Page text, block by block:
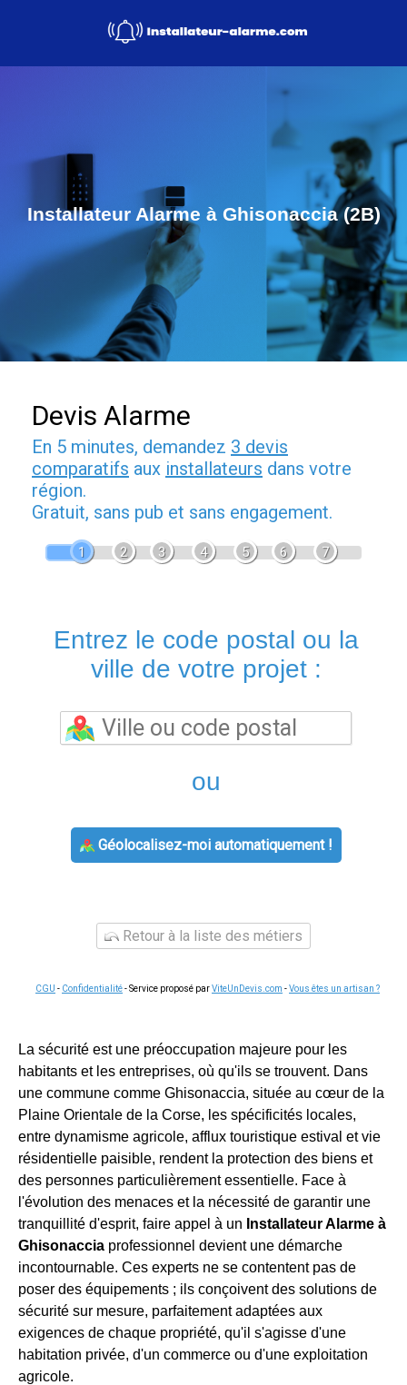
Installateur Alarme à Ghisonaccia (2B)
Devis Alarme
En 5 minutes, demandez 3 devis
comparatifs aux installateurs dans votre
région.
Gratuit, sans pub et sans engagement.
1 2 3 4 5 6 7
Entrez le code postal ou la
ville de votre projet :
ou
Géolocalisez-moi automatiquement !
Retour à la liste des métiers
CGU - Confidentialité- Service proposé parViteUnDevis.com -Vous êtes un artisan ?
La sécurité est une préoccupation majeure pour les
habitants et les entreprises, où qu'ils se trouvent. Dans
une commune comme Ghisonaccia, située au cœur de la
Plaine Orientale de la Corse, les spécificités locales,
entre dynamisme agricole, afflux touristique estival et vie
résidentielle paisible, rendent la protection des biens et
des personnes particulièrement essentielle. Face à
l'évolution des menaces et la nécessité de garantir une
tranquillité d'esprit, faire appel à un Installateur Alarme à
Ghisonaccia professionnel devient une démarche
incontournable. Ces experts ne se contentent pas de
poser des équipements ; ils conçoivent des solutions de
sécurité sur mesure, parfaitement adaptées aux
exigences de chaque propriété, qu'il s'agisse d'une
habitation privée, d'un commerce ou d'une exploitation
agricole.